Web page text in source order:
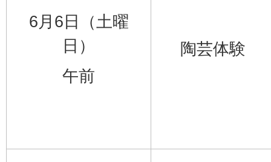
6月6日（土曜
日）
午前
陶芸体験